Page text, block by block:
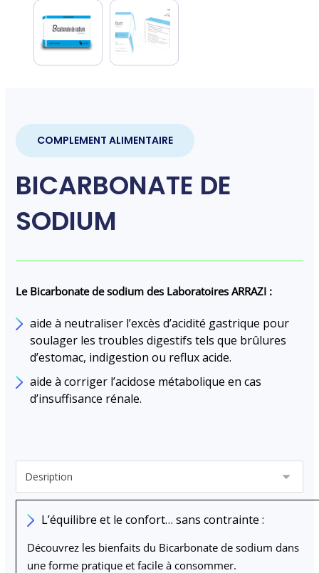
COMPLEMENT ALIMENTAIRE
BICARBONATE DE
SODIUM
Le Bicarbonate de sodium des Laboratoires ARRAZI :
aide à neutraliser l’excès d’acidité gastrique pour
soulager les troubles digestifs tels que brûlures
d’estomac, indigestion ou reflux acide.
aide à corriger l’acidose métabolique en cas
d’insuffisance rénale.
L’équilibre et le confort… sans contrainte :
Découvrez les bienfaits du Bicarbonate de sodium dans
une forme pratique et facile à consommer.